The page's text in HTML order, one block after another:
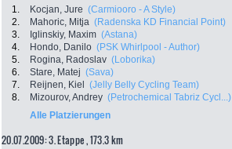
1. Kocjan, Jure (Carmiooro - A Style)
2.
Mahoric, Mitja (Radenska KD Financial Point)
3.
Iglinskiy, Maxim (Astana)
4.
Hondo, Danilo (PSK Whirlpool - Author)
5.
Rogina, Radoslav (Loborika)
6.
Stare, Matej (Sava)
7.
Reijnen, Kiel (Jelly Belly Cycling Team)
8.
Mizourov, Andrey (Petrochemical Tabriz Cycl...)
Alle Platzierungen
20.07.2009: 3. Etappe , 173.3 km